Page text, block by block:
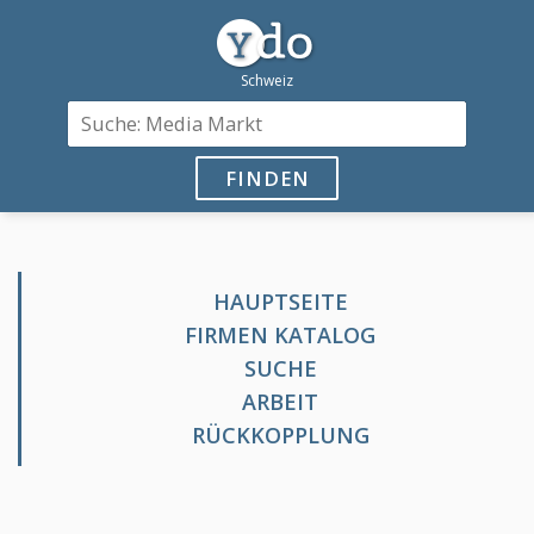
FINDEN
HAUPTSEITE
FIRMEN KATALOG
SUCHE
ARBEIT
RÜCKKOPPLUNG